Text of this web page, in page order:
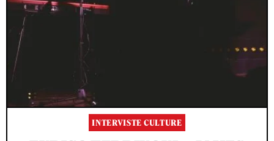
INTERVISTE CULTURE